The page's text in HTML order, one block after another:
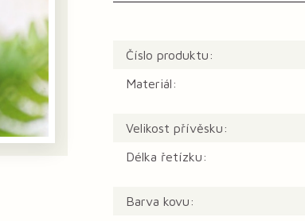
Číslo produktu:
Materiál:
Velikost přívěsku:
Délka řetízku:
Barva kovu: